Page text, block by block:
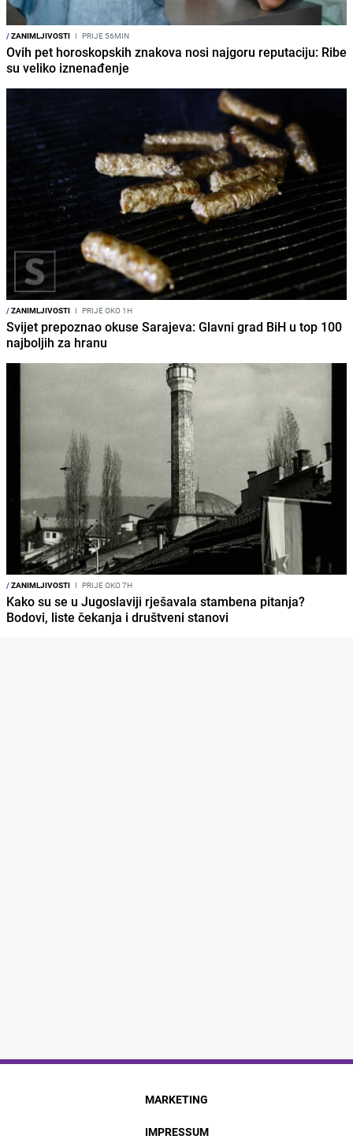
/ZANIMLJIVOSTI I PRIJE 56MIN
Ovih pet horoskopskih znakova nosi najgoru reputaciju: Ribe
su veliko iznenađenje
/ZANIMLJIVOSTI I PRIJE OKO 1H
Svijet prepoznao okuse Sarajeva: Glavni grad BiH u top 100
najboljih za hranu
/ZANIMLJIVOSTI I PRIJE OKO 7H
Kako su se u Jugoslaviji rješavala stambena pitanja?
Bodovi, liste čekanja i društveni stanovi
MARKETING
IMPRESSUM